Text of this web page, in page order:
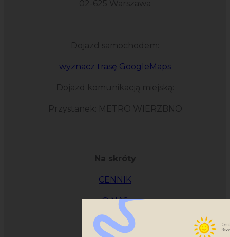
02-625 Warszawa
Dojazd samochodem:
wyznacz trasę GoogleMaps
Dojazd komunikacją miejską:
Przystanek: METRO WIERZBNO
Na skróty
CENNIK
O NAS
OFERTA